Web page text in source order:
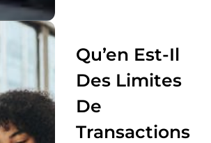
Qu’en Est-Il
Des Limites
De
Transactions